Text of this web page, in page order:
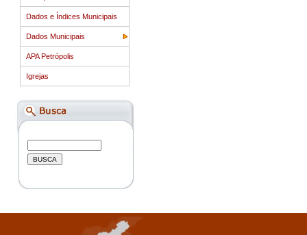
Dados e Índices Municipais
Dados Municipais
APA Petrópolis
Igrejas